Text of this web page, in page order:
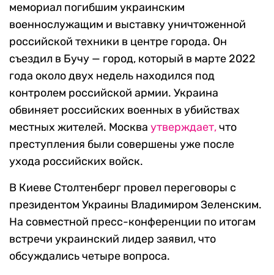
мемориал погибшим украинским
военнослужащим и выставку уничтоженной
российской техники в центре города. Он
съездил в Бучу — город, который в марте 2022
года около двух недель находился под
контролем российской армии. Украина
обвиняет российских военных в убийствах
местных жителей. Москва утверждает,что
преступления были совершены уже после
ухода российских войск.
В Киеве Столтенберг провел переговоры с
президентом Украины Владимиром Зеленским.
На совместной пресс-конференции по итогам
встречи украинский лидер заявил, что
обсуждались четыре вопроса.